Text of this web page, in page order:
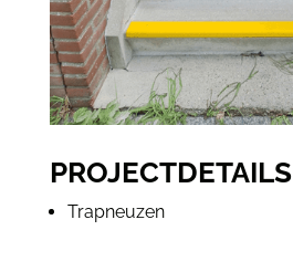
PROJECTDETAILS
Trapneuzen